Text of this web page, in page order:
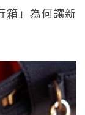
箱」為何讓新